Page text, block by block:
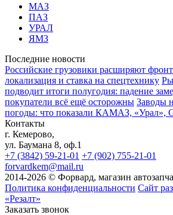
МАЗ
ПАЗ
УРАЛ
ЯМЗ
Последние новости
Российские грузовики расширяют
локализация и ставка на спецтехнику
подводит итоги полугодия: падение
покупатели всё ещё осторожны Заводы
погоды: что показали КАМАЗ, «Урал»,
Контакты
г. Кемерово,
ул. Баумана 8, оф.1
+7 (3842) 59-21-01 +7 (902) 755-21-01
forvardkem@mail.ru
2014-2026 © Форвард, магазин
Политика конфиденциальности Сайт
«Резалт»
Заказать звонок